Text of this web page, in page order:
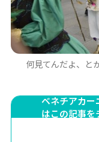
何見てんだよ、と
ベネチアカー
はこの記事を